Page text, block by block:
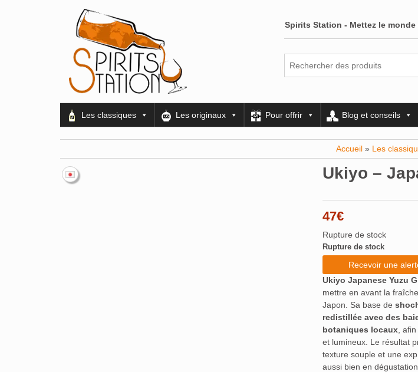
Spirits Station - Mettez le
Les classiques Les originaux Pour offrir Blog et conseils
Accueil » Les
Ukiyo –
47€
Rupture de stock
Rupture de stock
Recevoir une
Ukiyo Japanese Yuzu
mettre en avant la
Japon. Sa base de
redistillée avec des
botaniques locaux, afin
et lumineux. Le résultat
texture souple et une
aussi bien en